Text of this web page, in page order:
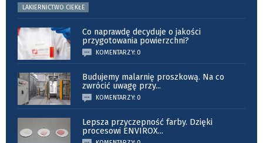
LAKIERNICTWO CIEKŁE
Co naprawdę decyduje o jakości
przygotowania powierzchni?
KOMENTARZY: 0
Budujemy malarnię proszkową. Na co
zwrócić uwagę przy...
KOMENTARZY: 0
Lepsza przyczepność farby. Dzięki
procesowi ENVIROX...